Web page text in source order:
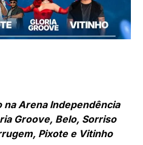
Arena Independência
Groove, Belo, Sorriso
Pixote e Vitinho